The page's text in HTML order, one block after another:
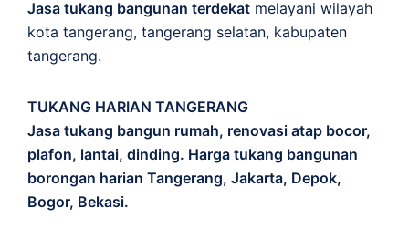
Jasa tukang bangunan terdekat melayani wilayah
kota tangerang, tangerang selatan, kabupaten
tangerang.
TUKANG HARIAN TANGERANG
Jasa tukang bangun rumah, renovasi atap bocor,
plafon, lantai, dinding. Harga tukang bangunan
borongan harian Tangerang, Jakarta, Depok,
Bogor, Bekasi.